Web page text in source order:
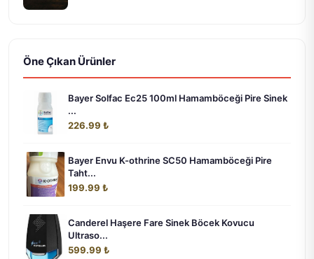
Öne Çıkan Ürünler
Bayer Solfac Ec25 100ml Hamamböceği Pire Sinek
...
226.99 ₺
Bayer Envu K-othrine SC50 Hamamböceği Pire
Taht...
199.99 ₺
Canderel Haşere Fare Sinek Böcek Kovucu
Ultraso...
599.99 ₺